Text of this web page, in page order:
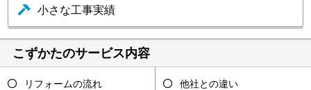
小さな工事実績
こずかたのサービス内容
リフォームの流れ 他社との違い